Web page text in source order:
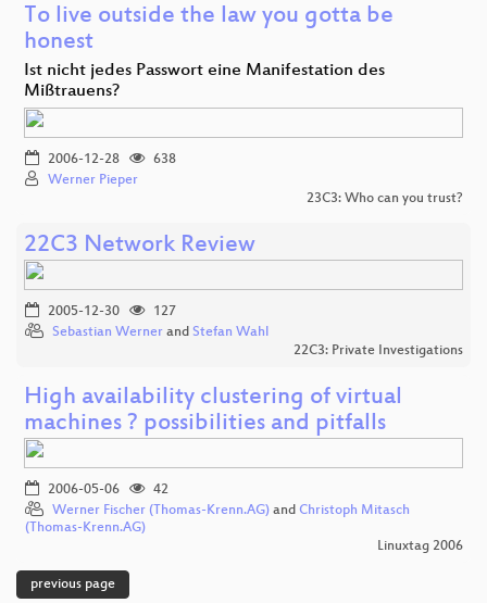
To live outside the law you gotta be
honest
Ist nicht jedes Passwort eine Manifestation des
Mißtrauens?
2006-12-28
638
Werner Pieper
23C3: Who can you trust?
22C3 Network Review
2005-12-30
127
Sebastian Werner and Stefan Wahl
22C3: Private Investigations
High availability clustering of virtual
machines ? possibilities and pitfalls
2006-05-06
42
Werner Fischer (Thomas-Krenn.AG) and Christoph Mitasch
(Thomas-Krenn.AG)
Linuxtag 2006
previous page